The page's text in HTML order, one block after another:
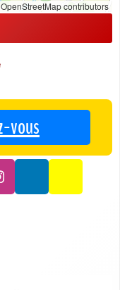
contributors
vous